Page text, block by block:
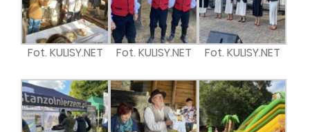
Fot. KULISY.NET Fot. KULISY.NET Fot. KULISY.NET